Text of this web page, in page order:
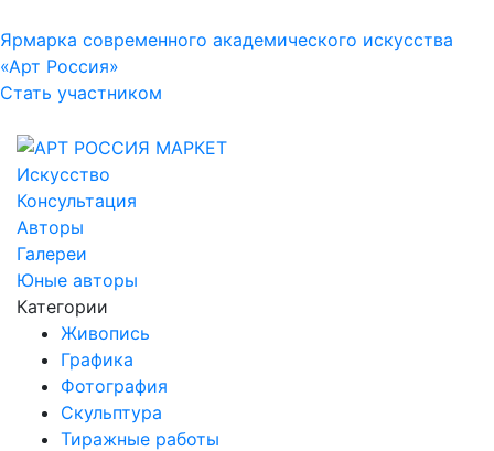
Ярмарка современного академического искусства
«Арт Россия»
Стать участником
Искусство
Консультация
Авторы
Галереи
Юные авторы
Категории
Живопись
Графика
Фотография
Скульптура
Тиражные работы